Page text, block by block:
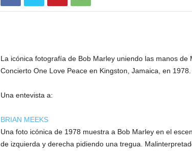
La icónica fotografía de Bob Marley uniendo las manos de
Concierto One Love Peace en Kingston, Jamaica, en 1978.
Una entevista a:
BRIAN MEEKS
Una foto icónica de 1978 muestra a Bob Marley en el
de izquierda y derecha pidiendo una tregua.